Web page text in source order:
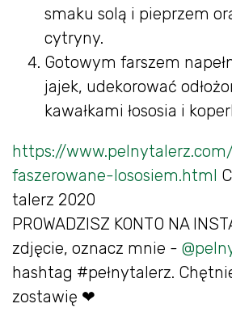
smaku solą i pieprzem
cytryny.
Gotowym farszem
jajek, udekorować
kawałkami łososia i
https://
faszerowane-lososiem.html
talerz 2020
PROWADZISZ KONTO NA
zdjęcie, oznacz mnie -
hashtag #pełnytalerz.
zostawię ❤